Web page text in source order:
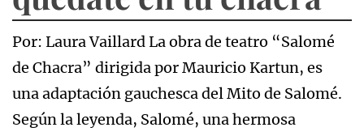
Por: Laura Vaillard La obra de teatro “Salomé
de Chacra” dirigida por Mauricio Kartun, es
una adaptación gauchesca del Mito de Salomé.
Según la leyenda, Salomé, una hermosa